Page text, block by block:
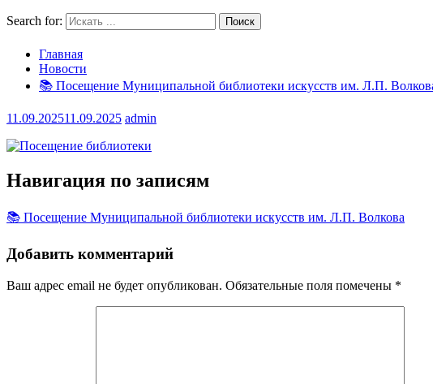
Search for:
Главная
Новости
📚 Посещение Муниципальной библиотеки искусств им. Л.П.
11.09.202511.09.2025 admin
Навигация по записям
📚 Посещение Муниципальной библиотеки искусств им. Л.П. Волкова
Добавить комментарий
Ваш адрес email не будет опубликован. Обязательные поля помечены *